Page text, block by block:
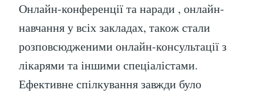
Онлайн-конференції та наради , онлайн-
навчання у всіх закладах, також стали
розповсюдженими онлайн-консультації з
лікарями та іншими спеціалістами.
Ефективне спілкування завжди було